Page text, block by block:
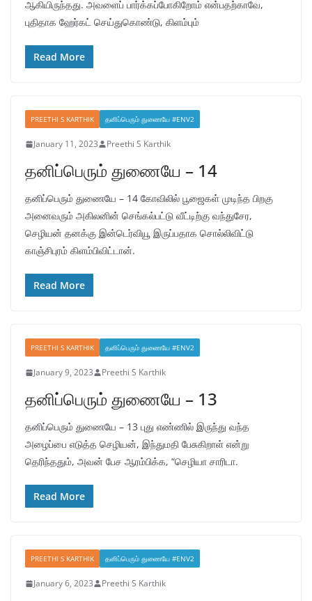
ஆகியிருந்தது. அவளைப் பார்க்கப்போகிறோம் என்பதற்காவே,
புதிதாக ஹேர்கட் செய்துகொண்டு, கிளம்பும்
Read More
PREETHI S KARTHIK தனிப்பெரும் துணையே #ENV2
January 11, 2023 Preethi S Karthik
தனிப்பெரும் துணையே – 14
தனிப்பெரும் துணையே – 14 கோவிலில் பூஜைகள் முடிந்த பிறகு
அனைவரும் அகிலனின் செங்கல்பட்டு வீட்டிற்கு வந்துசேர,
செழியன் தனக்கு இன்டெர்வியூ இருப்பதாக சொல்லிவிட்டு
காஞ்சிபுரம் கிளம்பிவிட்டான்.
Read More
PREETHI S KARTHIK தனிப்பெரும் துணையே #ENV2
January 9, 2023 Preethi S Karthik
தனிப்பெரும் துணையே – 13
தனிப்பெரும் துணையே – 13 புது எண்ணில் இருந்து வந்த
அழைப்பை எடுத்த செழியன், இந்துமதி பேசுகிறாள் என்று
தெரிந்ததும், அவன் பேச ஆரம்பிக்க, “செழியா சாரிடா.
Read More
PREETHI S KARTHIK தனிப்பெரும் துணையே #ENV2
January 6, 2023 Preethi S Karthik